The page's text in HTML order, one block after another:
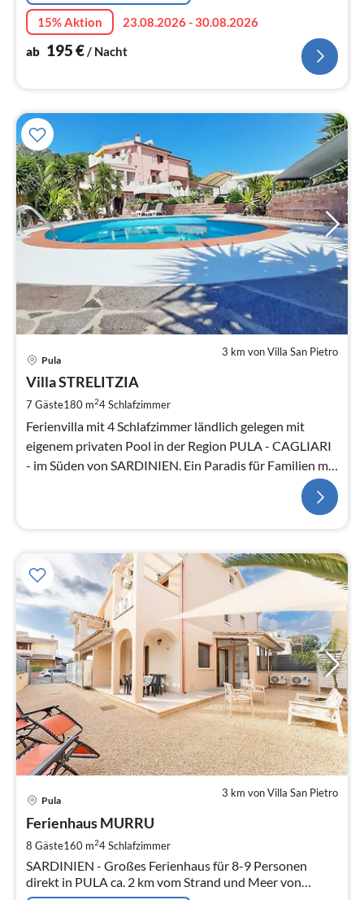
15% Aktion
23.08.2026 - 30.08.2026
ab 195€/ Nacht
3 km von Villa San Pietro
Pula
Villa STRELITZIA
7 Gäste180 m24Schlafzimmer
Ferienvilla mit 4 Schlafzimmer ländlich gelegen mit
eigenem privaten Pool in der Region PULA - CAGLIARI
- im Süden von SARDINIEN. Ein Paradis für Familien mit
3 km von Villa San Pietro
Pula
Ferienhaus MURRU
8 Gäste160 m24Schlafzimmer
SARDINIEN - Großes Ferienhaus für 8-9 Personen
direkt in PULA ca. 2 km vom Strand und Meer von